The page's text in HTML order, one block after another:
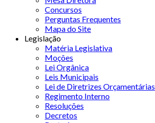
Concursos
Perguntas Frequentes
Mapa do Site
Legislação
Matéria Legislativa
Moções
Lei Orgânica
Leis Municipais
Lei de Diretrizes Orçamentárias
Regimento Interno
Resoluções
Decretos